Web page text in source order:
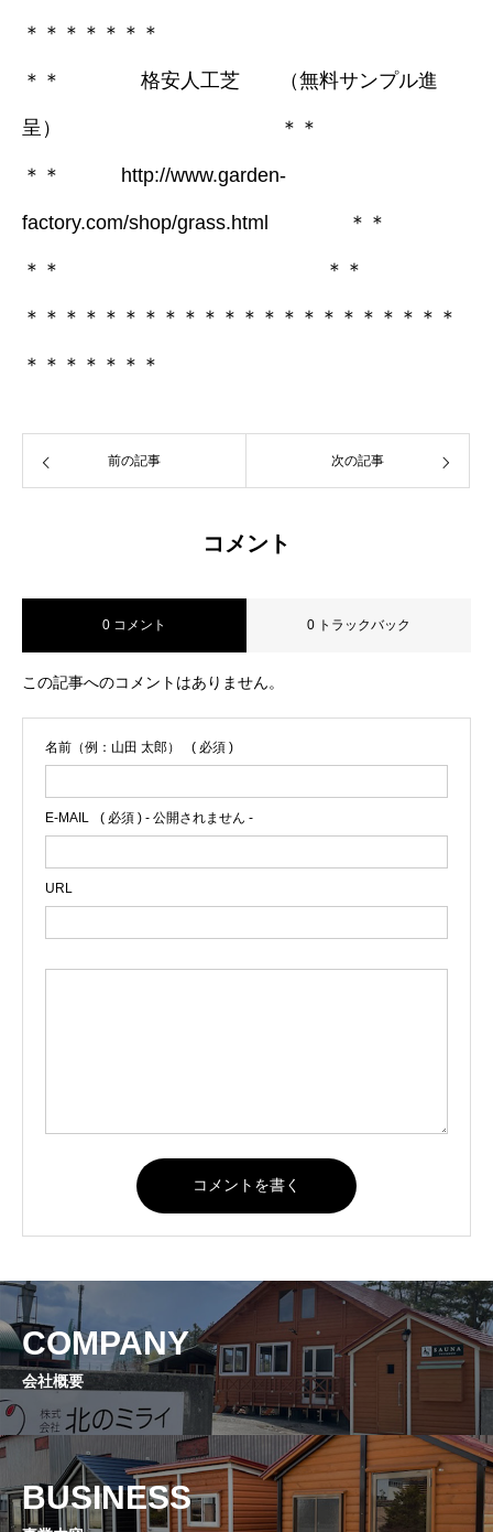
＊＊＊＊＊＊＊
＊＊ 格安人工芝 （無料サンプル進
呈） ＊＊
＊＊ http://www.garden-
factory.com/shop/grass.html ＊＊
＊＊ ＊＊
＊＊＊＊＊＊＊＊＊＊＊＊＊＊＊＊＊＊＊＊＊＊
＊＊＊＊＊＊＊
前の記事 次の記事
コメント
0 コメント 0 トラックバック
この記事へのコメントはありません。
名前（例：山田 太郎） ( 必須 )
E-MAIL ( 必須 ) - 公開されません -
URL
COMPANY
会社概要
BUSINESS